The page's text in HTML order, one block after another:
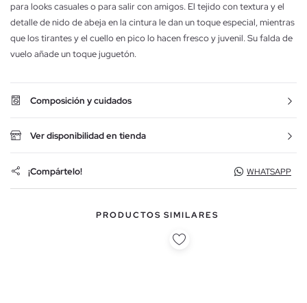
para looks casuales o para salir con amigos. El tejido con textura y el
detalle de nido de abeja en la cintura le dan un toque especial, mientras
que los tirantes y el cuello en pico lo hacen fresco y juvenil. Su falda de
vuelo añade un toque juguetón.
Composición y cuidados
Ver disponibilidad en tienda
¡Compártelo! WHATSAPP
PRODUCTOS SIMILARES